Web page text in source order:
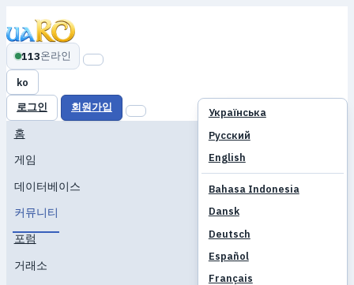
113온라인
ko
Українська
Русский
English
Bahasa Indonesia
Dansk
Deutsch
Español
Français
로그인 회원가입
홈
게임
데이터베이스
커뮤니티
포럼
거래소